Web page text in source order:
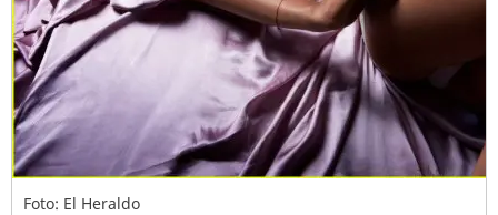
Foto: El Heraldo